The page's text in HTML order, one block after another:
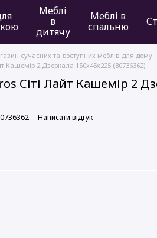
Меблі
в
дитячу
Меблі в
спальню
сучасних та доступних меблів для дому
Кашемір 2 Дзеркала 150х45х225 (80736362)
Сіті Лайт Кашемір 2
Написати відгук